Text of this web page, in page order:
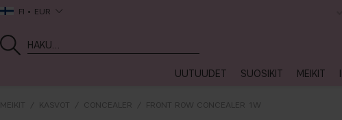
FI EUR
UUTUUDET SUOSIKIT MEIKIT
MEIKIT KASVOT CONCEALER FRONT ROW CONCEALER 1W